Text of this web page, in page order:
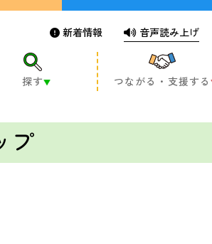
新着情報 音声読み上げ
探す つながる・支援する
プ